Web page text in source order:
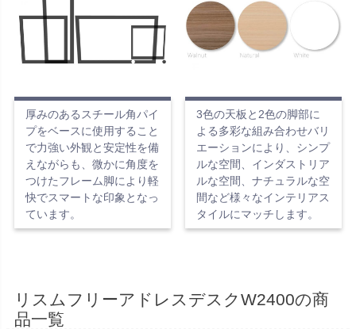
厚みのあるスチール角パイ
プをベースに使用すること
で力強い外観と安定性を備
えながらも、微かに角度を
つけたフレーム脚により軽
快でスマートな印象となっ
ています。
3色の天板と2色の脚部に
よる多彩な組み合わせバリ
エーションにより、シンプ
ルな空間、インダストリア
ルな空間、ナチュラルな空
間など様々なインテリアス
タイルにマッチします。
リスムフリーアドレスデスクW2400の商
品一覧